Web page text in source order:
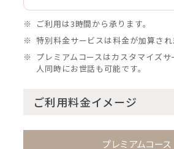
ご利用は3時間から承ります。
特別料金サービスは料金が加算され
プレミアムコースはカスタマイズ
人同時にお世話も可能です。
ご利用料金イメージ
プレミアムコース